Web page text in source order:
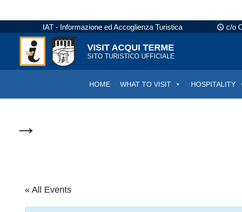
IAT - Informazione ed Accoglienza Turistica c/o
VISIT ACQUI TERME
SITO TURISTICO UFFICIALE
HOME WHAT TO VISIT HOSPITALITY
→
« All Events